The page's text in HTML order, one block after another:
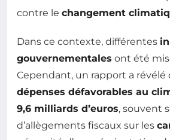
contre le changement
Dans ce contexte, différentes
gouvernementales ont été
Cependant, un rapport a révélé
dépenses défavorables au
9,6 milliards d’euros, souvent
d’allègements fiscaux sur les